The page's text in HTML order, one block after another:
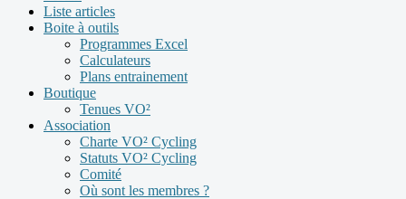
Liste articles
Boite à outils
Programmes Excel
Calculateurs
Plans entrainement
Boutique
Tenues VO²
Association
Charte VO² Cycling
Statuts VO² Cycling
Comité
Où sont les membres ?